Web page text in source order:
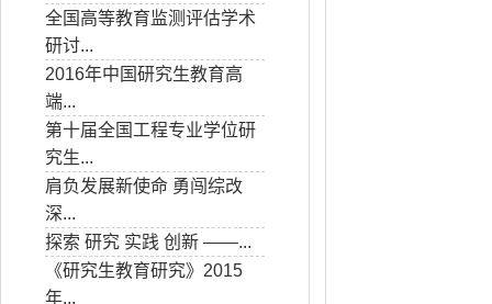
全国高等教育监测评估学术
研讨...
2016年中国研究生教育高
端...
第十届全国工程专业学位研
究生...
肩负发展新使命 勇闯综改
深...
探索 研究 实践 创新 ——...
《研究生教育研究》2015
年...